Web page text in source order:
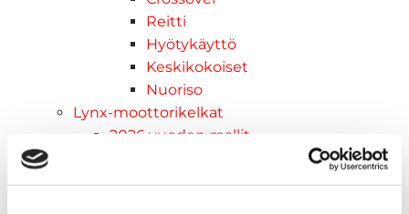
Reitti
Hyötykäyttö
Keskikokoiset
Nuoriso
Lynx-moottorikelkat
2026 vuoden mallit